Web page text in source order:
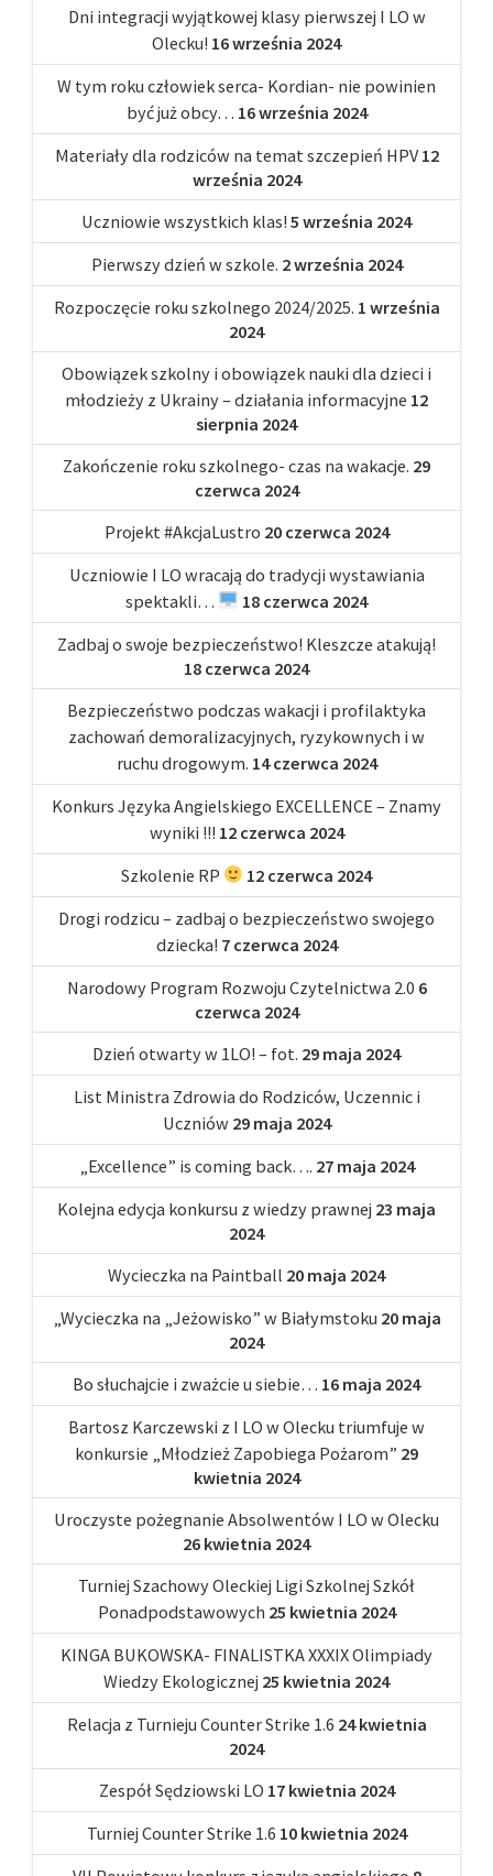
Dni integracji wyjątkowej klasy pierwszej I LO w
Olecku! 16 września 2024
W tym roku człowiek serca- Kordian- nie powinien
być już obcy… 16 września 2024
Materiały dla rodziców na temat szczepień HPV 12
września 2024
Uczniowie wszystkich klas! 5 września 2024
Pierwszy dzień w szkole. 2 września 2024
Rozpoczęcie roku szkolnego 2024/2025. 1 września
2024
Obowiązek szkolny i obowiązek nauki dla dzieci i
młodzieży z Ukrainy – działania informacyjne 12
sierpnia 2024
Zakończenie roku szkolnego- czas na wakacje. 29
czerwca 2024
Projekt #AkcjaLustro 20 czerwca 2024
Uczniowie I LO wracają do tradycji wystawiania
spektakli…
18 czerwca 2024
Zadbaj o swoje bezpieczeństwo! Kleszcze atakują!
18 czerwca 2024
Bezpieczeństwo podczas wakacji i profilaktyka
zachowań demoralizacyjnych, ryzykownych i w
ruchu drogowym. 14 czerwca 2024
Konkurs Języka Angielskiego EXCELLENCE – Znamy
wyniki !!! 12 czerwca 2024
Szkolenie RP
12 czerwca 2024
Drogi rodzicu – zadbaj o bezpieczeństwo swojego
dziecka! 7 czerwca 2024
Narodowy Program Rozwoju Czytelnictwa 2.0 6
czerwca 2024
Dzień otwarty w 1LO! – fot. 29 maja 2024
List Ministra Zdrowia do Rodziców, Uczennic i
Uczniów 29 maja 2024
„Excellence” is coming back…. 27 maja 2024
Kolejna edycja konkursu z wiedzy prawnej 23 maja
2024
Wycieczka na Paintball 20 maja 2024
„Wycieczka na „Jeżowisko” w Białymstoku 20 maja
2024
Bo słuchajcie i zważcie u siebie… 16 maja 2024
Bartosz Karczewski z I LO w Olecku triumfuje w
konkursie „Młodzież Zapobiega Pożarom” 29
kwietnia 2024
Uroczyste pożegnanie Absolwentów I LO w Olecku
26 kwietnia 2024
Turniej Szachowy Oleckiej Ligi Szkolnej Szkół
Ponadpodstawowych 25 kwietnia 2024
KINGA BUKOWSKA- FINALISTKA XXXIX Olimpiady
Wiedzy Ekologicznej 25 kwietnia 2024
Relacja z Turnieju Counter Strike 1.6 24 kwietnia
2024
Zespół Sędziowski LO 17 kwietnia 2024
Turniej Counter Strike 1.6 10 kwietnia 2024